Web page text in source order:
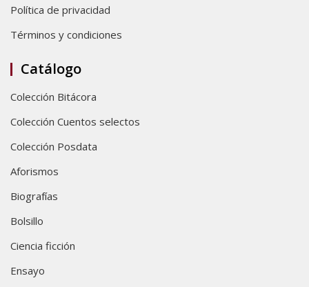
Política de privacidad
Términos y condiciones
Catálogo
Colección Bitácora
Colección Cuentos selectos
Colección Posdata
Aforismos
Biografías
Bolsillo
Ciencia ficción
Ensayo